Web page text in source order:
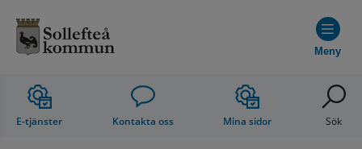
Meny
E-tjänster Kontakta oss Mina sidor Sök